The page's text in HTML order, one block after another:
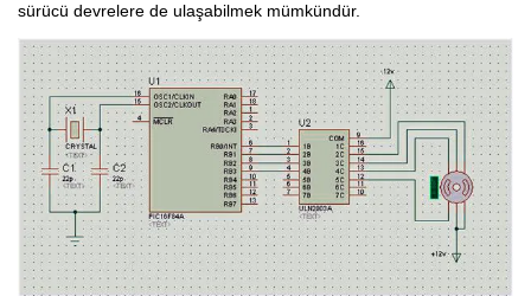
sürücü devrelere de ulaşabilmek mümkündür.